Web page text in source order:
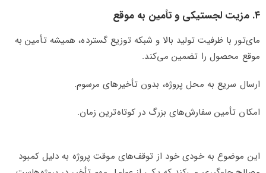
۴. مزیت لجستیکی و تأمین به موقع
مای‌تور با ظرفیت تولید بالا و شبکه توزیع گسترده، همیشه تأمین به
موقع محصول را تضمین می‌کند.
ارسال سریع به محل پروژه، بدون تأخیرهای مرسوم.
امکان تأمین سفارش‌های بزرگ در کوتاه‌ترین زمان.
این موضوع به خودی خود از توقف‌های موقت پروژه به دلیل کمبود